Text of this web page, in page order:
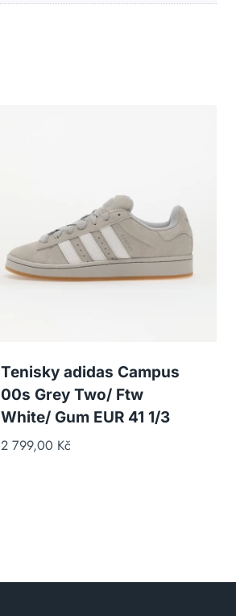
Tenisky adidas Campus
00s Grey Two/ Ftw
White/ Gum EUR 41 1/3
2 799,00 Kč